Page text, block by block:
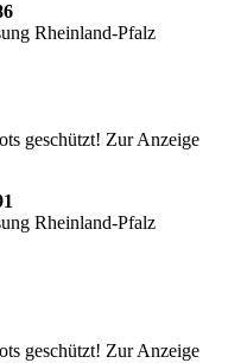
Rheinland-Pfalz
geschützt! Zur Anzeige
Rheinland-Pfalz
geschützt! Zur Anzeige